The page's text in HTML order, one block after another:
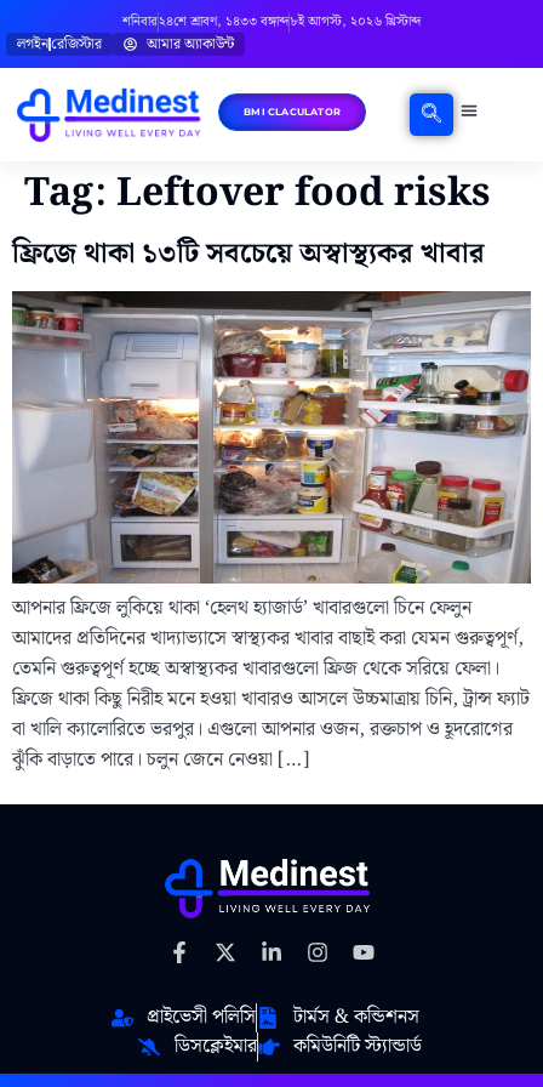
শনিবার২৪শে শ্রাবণ, ১৪৩৩ বঙ্গাব্দ৮ই আগস্ট, ২০২৬ খ্রিস্টাব্দ
লগইনরেজিস্টার আমার অ্যাকাউন্ট
BMI CLACULATOR
Tag:Leftover food risks
ফ্রিজে থাকা ১৩টি সবচেয়ে অস্বাস্থ্যকর খাবার
আপনার ফ্রিজে লুকিয়ে থাকা ‘হেলথ হ্যাজার্ড’ খাবারগুলো চিনে ফেলুন
আমাদের প্রতিদিনের খাদ্যাভ্যাসে স্বাস্থ্যকর খাবার বাছাই করা যেমন গুরুত্বপূর্ণ,
তেমনি গুরুত্বপূর্ণ হচ্ছে অস্বাস্থ্যকর খাবারগুলো ফ্রিজ থেকে সরিয়ে ফেলা।
ফ্রিজে থাকা কিছু নিরীহ মনে হওয়া খাবারও আসলে উচ্চমাত্রায় চিনি, ট্রান্স ফ্যাট
বা খালি ক্যালোরিতে ভরপুর। এগুলো আপনার ওজন, রক্তচাপ ও হূদরোগের
ঝুঁকি বাড়াতে পারে। চলুন জেনে নেওয়া […]
প্রাইভেসী পলিসি
টার্মস & কন্ডিশনস
ডিসক্লেইমার
কমিউনিটি স্ট্যান্ডার্ড